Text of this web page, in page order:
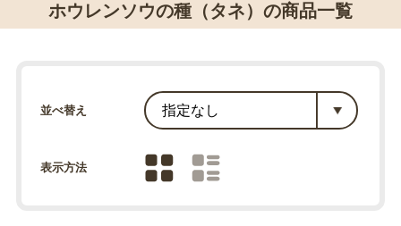
ホウレンソウの種（タネ）の商品一覧
並べ替え
表示方法